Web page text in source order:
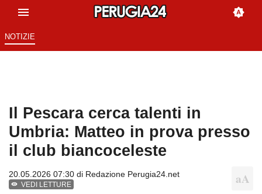
NOTIZIE
Il Pescara cerca talenti in
Umbria: Matteo in prova presso
il club biancoceleste
20.05.2026 07:30 di Redazione Perugia24.net
VEDI LETTURE